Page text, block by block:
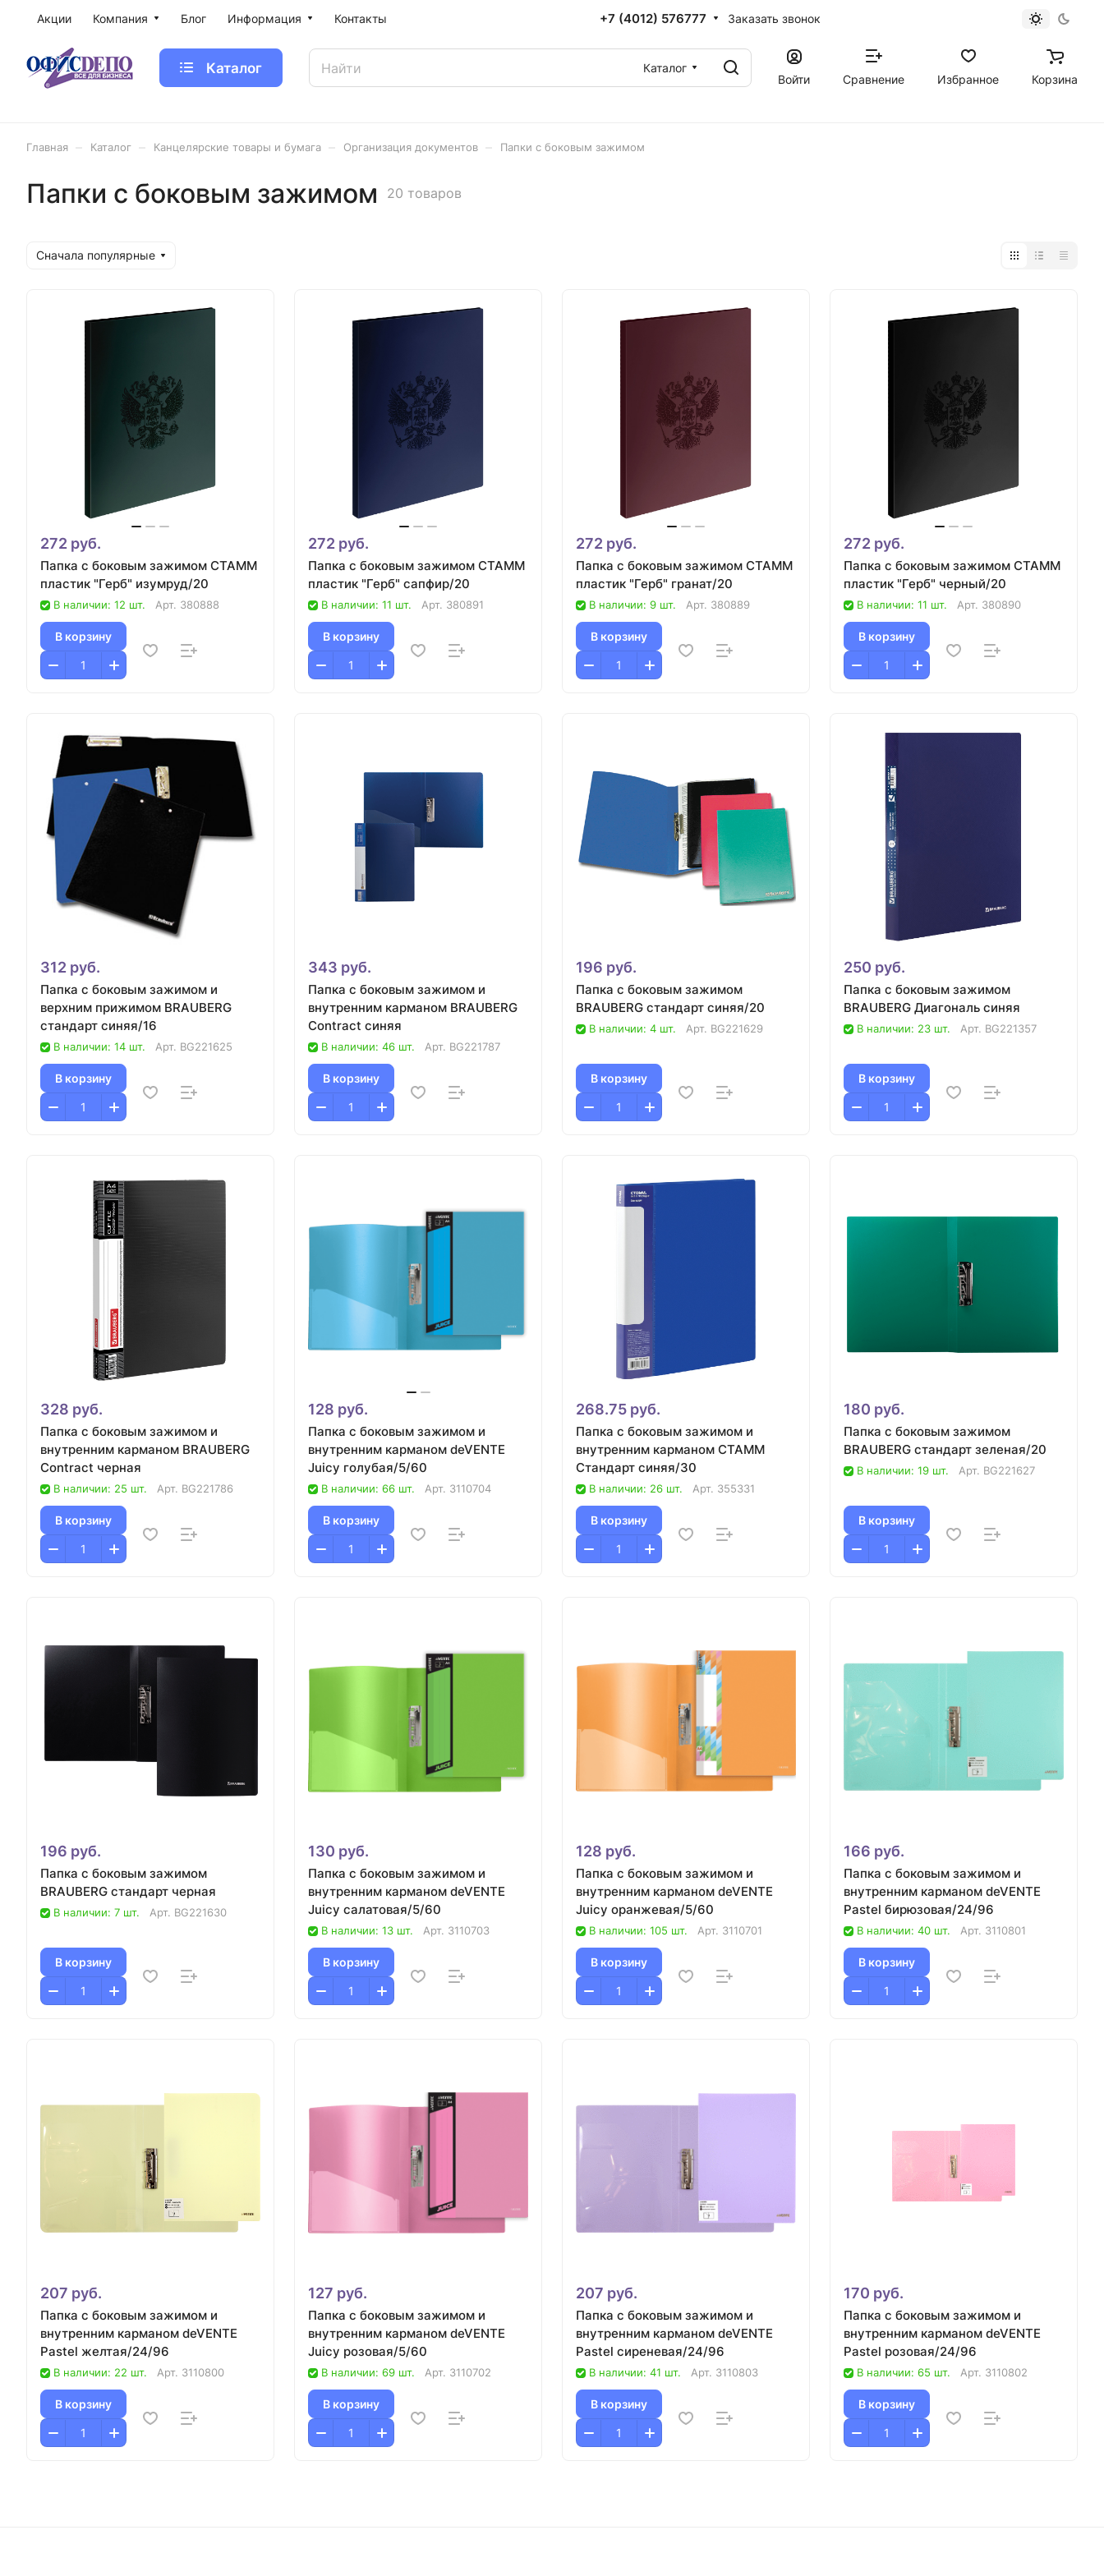
Акции Компания Блог Информация Контакты +7 (4012) 576777 Заказать звонок
Каталог
Каталог
Войти
Сравнение Избранное Корзина
Главная Каталог Канцелярские товары и бумага Организация документов Папки с боковым зажимом
Папки с боковым зажимом 20 товаров
Сначала популярные
272 руб.
Папка с боковым зажимом СТАММ
пластик "Герб" изумруд/20
В наличии: 12 шт. Арт. 380888
В корзину
272 руб.
Папка с боковым зажимом СТАММ
пластик "Герб" сапфир/20
В наличии: 11 шт. Арт. 380891
В корзину
272 руб.
Папка с боковым зажимом СТАММ
пластик "Герб" гранат/20
В наличии: 9 шт. Арт. 380889
В корзину
272 руб.
Папка с боковым зажимом СТАММ
пластик "Герб" черный/20
В наличии: 11 шт. Арт. 380890
В корзину
312 руб.
Папка с боковым зажимом и
верхним прижимом BRAUBERG
стандарт синяя/16
В наличии: 14 шт. Арт. BG221625
В корзину
343 руб.
Папка с боковым зажимом и
внутренним карманом BRAUBERG
Contract синяя
В наличии: 46 шт. Арт. BG221787
В корзину
196 руб.
Папка с боковым зажимом
BRAUBERG стандарт синяя/20
В наличии: 4 шт. Арт. BG221629
В корзину
250 руб.
Папка с боковым зажимом
BRAUBERG Диагональ синяя
В наличии: 23 шт. Арт. BG221357
В корзину
328 руб.
Папка с боковым зажимом и
внутренним карманом BRAUBERG
Contract черная
В наличии: 25 шт. Арт. BG221786
В корзину
128 руб.
Папка с боковым зажимом и
внутренним карманом deVENTE
Juicy голубая/5/60
В наличии: 66 шт. Арт. 3110704
В корзину
268.75 руб.
Папка с боковым зажимом и
внутренним карманом СТАММ
Стандарт синяя/30
В наличии: 26 шт. Арт. 355331
В корзину
180 руб.
Папка с боковым зажимом
BRAUBERG стандарт зеленая/20
В наличии: 19 шт. Арт. BG221627
В корзину
196 руб.
Папка с боковым зажимом
BRAUBERG стандарт черная
В наличии: 7 шт. Арт. BG221630
В корзину
130 руб.
Папка с боковым зажимом и
внутренним карманом deVENTE
Juicy салатовая/5/60
В наличии: 13 шт. Арт. 3110703
В корзину
128 руб.
Папка с боковым зажимом и
внутренним карманом deVENTE
Juicy оранжевая/5/60
В наличии: 105 шт. Арт. 3110701
В корзину
166 руб.
Папка с боковым зажимом и
внутренним карманом deVENTE
Pastel бирюзовая/24/96
В наличии: 40 шт. Арт. 3110801
В корзину
207 руб.
Папка с боковым зажимом и
внутренним карманом deVENTE
Pastel желтая/24/96
В наличии: 22 шт. Арт. 3110800
В корзину
127 руб.
Папка с боковым зажимом и
внутренним карманом deVENTE
Juicy розовая/5/60
В наличии: 69 шт. Арт. 3110702
В корзину
207 руб.
Папка с боковым зажимом и
внутренним карманом deVENTE
Pastel сиреневая/24/96
В наличии: 41 шт. Арт. 3110803
В корзину
170 руб.
Папка с боковым зажимом и
внутренним карманом deVENTE
Pastel розовая/24/96
В наличии: 65 шт. Арт. 3110802
В корзину